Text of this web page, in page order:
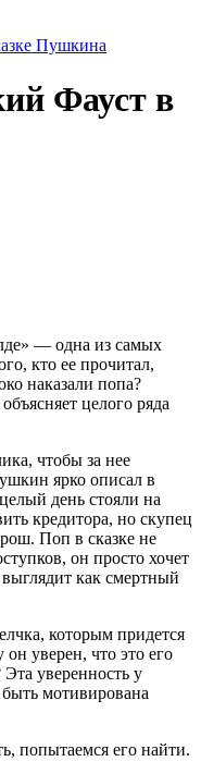
Пушкина
Фауст в
— одна из самых
кто ее прочитал,
наказали попа?
целого ряда
чтобы за нее
ярко описал в
день стояли на
кредитора, но скупец
Поп в сказке не
он просто хочет
как смертный
которым придется
он уверен, что это его
уверенность у
мотивирована
попытаемся его найти.